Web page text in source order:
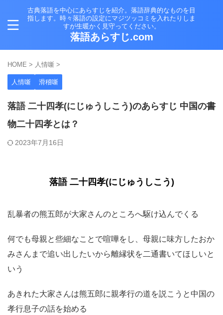
古典落語を中心にあらすじを紹介。落語辞典的なものを目
指します。時々落語の設定にマジツッコミを入れたりしま
すが生暖かく見守ってください。
落語あらすじ.com
HOME > 人情噺 >
人情噺 滑稽噺
落語 二十四孝(にじゅうしこう)のあらすじ 中国の書
物二十四孝とは？
2023年7月16日
落語 二十四孝(にじゅうしこう)
乱暴者の熊五郎が大家さんのところへ駆け込んでくる
何でも母親と些細なことで喧嘩をし、母親に味方したおか
みさんまで追い出したいから離縁状を二通書いてほしいと
いう
あきれた大家さんは熊五郎に親孝行の道を説こうと中国の
孝行息子の話を始める